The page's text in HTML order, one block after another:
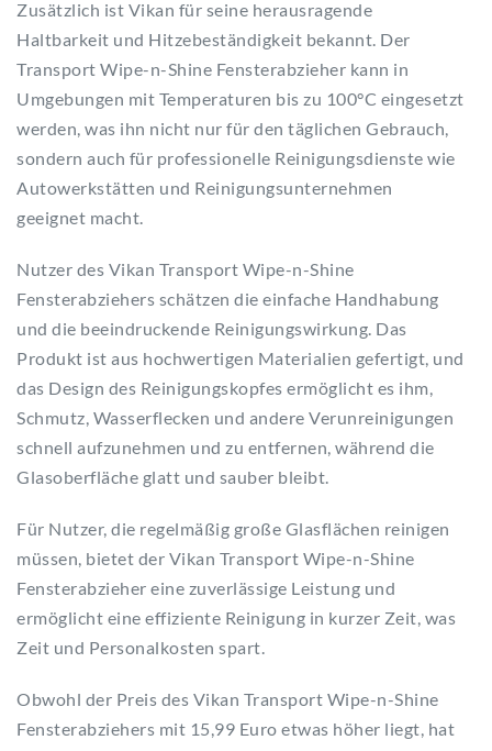
Zusätzlich ist Vikan für seine herausragende
Haltbarkeit und Hitzebeständigkeit bekannt. Der
Transport Wipe-n-Shine Fensterabzieher kann in
Umgebungen mit Temperaturen bis zu 100°C eingesetzt
werden, was ihn nicht nur für den täglichen Gebrauch,
sondern auch für professionelle Reinigungsdienste wie
Autowerkstätten und Reinigungsunternehmen
geeignet macht.
Nutzer des Vikan Transport Wipe-n-Shine
Fensterabziehers schätzen die einfache Handhabung
und die beeindruckende Reinigungswirkung. Das
Produkt ist aus hochwertigen Materialien gefertigt, und
das Design des Reinigungskopfes ermöglicht es ihm,
Schmutz, Wasserflecken und andere Verunreinigungen
schnell aufzunehmen und zu entfernen, während die
Glasoberfläche glatt und sauber bleibt.
Für Nutzer, die regelmäßig große Glasflächen reinigen
müssen, bietet der Vikan Transport Wipe-n-Shine
Fensterabzieher eine zuverlässige Leistung und
ermöglicht eine effiziente Reinigung in kurzer Zeit, was
Zeit und Personalkosten spart.
Obwohl der Preis des Vikan Transport Wipe-n-Shine
Fensterabziehers mit 15,99 Euro etwas höher liegt, hat